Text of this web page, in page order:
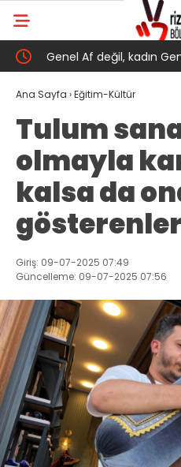
Genel Af değil, kadın
Ana Sayfa ›Eğitim-Kültür
Tulum
olmayla
kalsa da
Giriş: 09-07-2025 07:49
Güncelleme: 09-07-2025 07:56